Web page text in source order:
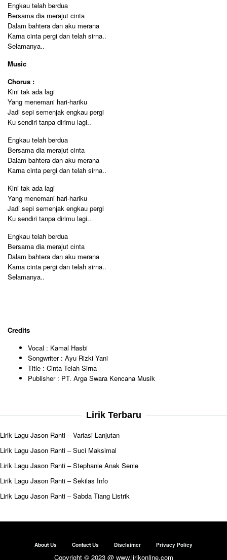
Engkau telah berdua
Bersama dia merajut cinta
Dalam bahtera dan aku merana
Karna cinta pergi dan telah sirna..
Selamanya..
Music
Chorus :
Kini tak ada lagi
Yang menemani hari-hariku
Jadi sepi semenjak engkau pergi
Ku sendiri tanpa dirimu lagi..
Engkau telah berdua
Bersama dia merajut cinta
Dalam bahtera dan aku merana
Karna cinta pergi dan telah sirna..
Kini tak ada lagi
Yang menemani hari-hariku
Jadi sepi semenjak engkau pergi
Ku sendiri tanpa dirimu lagi..
Engkau telah berdua
Bersama dia merajut cinta
Dalam bahtera dan aku merana
Karna cinta pergi dan telah sirna..
Selamanya..
Credits
Vocal : Kamal Hasbi
Songwriter : Ayu Rizki Yani
Title : Cinta Telah Sirna
Publisher : PT. Arga Swara Kencana Musik
Lirik Terbaru
Lirik Lagu Jason Ranti – Variasi Lanjutan
Lirik Lagu Jason Ranti – Suci Maksimal
Lirik Lagu Jason Ranti – Stephanie Anak Senie
Lirik Lagu Jason Ranti – Sekilas Info
Lirik Lagu Jason Ranti – Sabda Tiang Listrik
About Us Contact Us Disclaimer Privacy Policy
Copyright © 2023 @ www.lirikonline.com